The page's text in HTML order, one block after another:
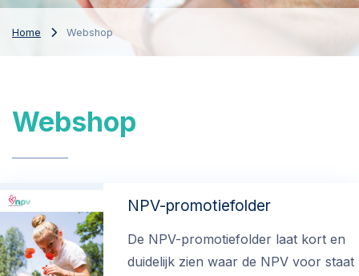
Home Webshop
Webshop
NPV-promotiefolder
De NPV-promotiefolder laat kort en
duidelijk zien waar de NPV voor staat